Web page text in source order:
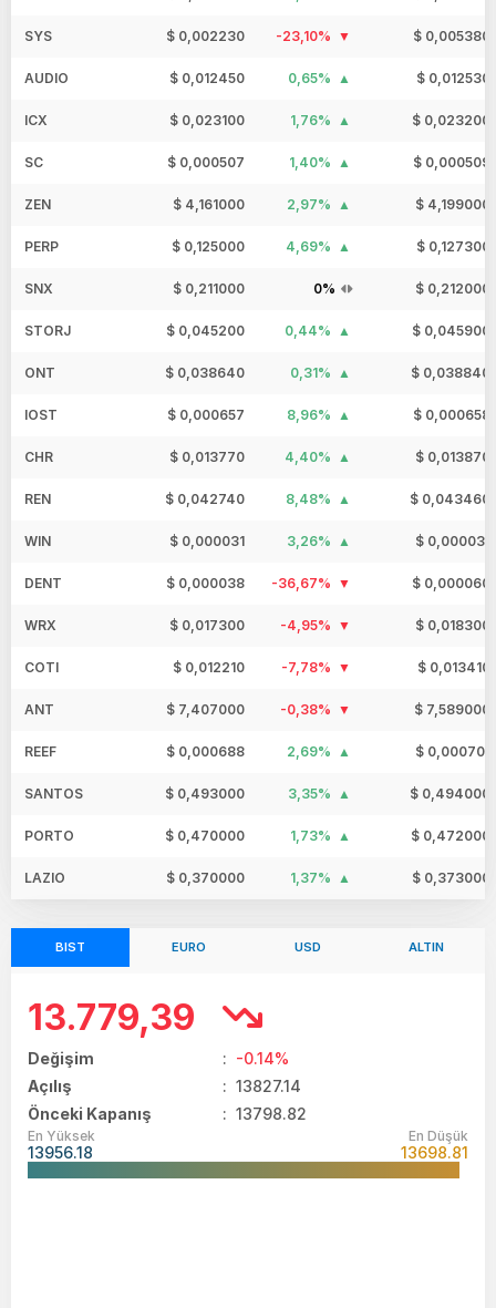
SYS $ 0,002230 -23,10% $ 0,005380
AUDIO $ 0,012450 0,65% $ 0,012530
ICX $ 0,023100 1,76% $ 0,023200
SC $ 0,000507 1,40% $ 0,000509
ZEN $ 4,161000 2,97% $ 4,199000
PERP $ 0,125000 4,69% $ 0,127300
SNX $ 0,211000 0% $ 0,212000
STORJ $ 0,045200 0,44% $ 0,045900
ONT $ 0,038640 0,31% $ 0,038840
IOST $ 0,000657 8,96% $ 0,000658
CHR $ 0,013770 4,40% $ 0,013870
REN $ 0,042740 8,48% $ 0,043460
WIN $ 0,000031 3,26% $ 0,000031
DENT $ 0,000038 -36,67% $ 0,000060
WRX $ 0,017300 -4,95% $ 0,018300
COTI $ 0,012210 -7,78% $ 0,013410
ANT $ 7,407000 -0,38% $ 7,589000
REEF $ 0,000688 2,69% $ 0,000701
SANTOS $ 0,493000 3,35% $ 0,494000
PORTO $ 0,470000 1,73% $ 0,472000
LAZIO $ 0,370000 1,37% $ 0,373000
BIST EURO USD ALTIN
13.779,39
Değişim : -0.14%
Açılış
: 13827.14
Önceki Kapanış
: 13798.82
En Yüksek
13956.18
En Düşük
13698.81